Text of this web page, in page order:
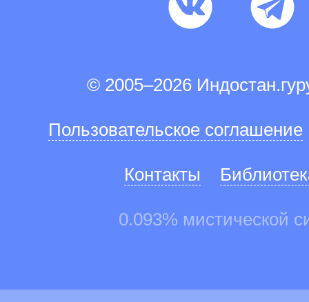
© 2005–2026
Пользовательское соглашение
Контакты
0.093% мистической